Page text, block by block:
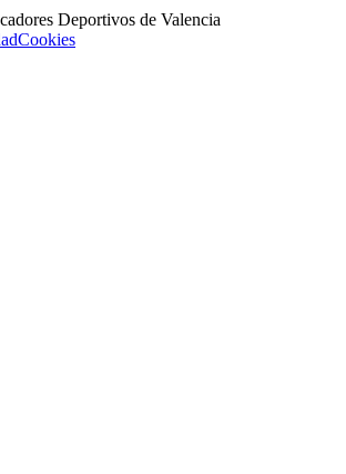
Deportivos de Valencia
Cookies